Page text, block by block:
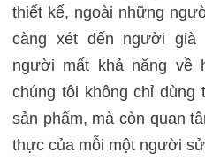
thiết kế, ngoài những
càng xét đến người
người mất khả năng về
chúng tôi không chỉ dùng
sản phẩm, mà còn quan
thực của mỗi một người